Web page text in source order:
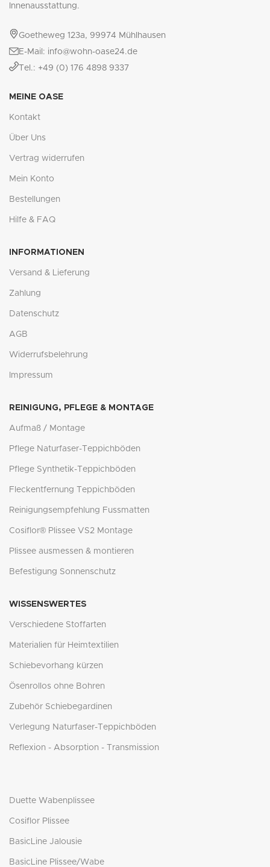
Innenausstattung.
Goetheweg 123a, 99974 Mühlhausen
E-Mail: info@wohn-oase24.de
Tel.: +49 (0) 176 4898 9337
MEINE OASE
Kontakt
Über Uns
Vertrag widerrufen
Mein Konto
Bestellungen
Hilfe & FAQ
INFORMATIONEN
Versand & Lieferung
Zahlung
Datenschutz
AGB
Widerrufsbelehrung
Impressum
REINIGUNG, PFLEGE & MONTAGE
Aufmaß / Montage
Pflege Naturfaser-Teppichböden
Pflege Synthetik-Teppichböden
Fleckentfernung Teppichböden
Reinigungsempfehlung Fussmatten
Cosiflor® Plissee VS2 Montage
Plissee ausmessen & montieren
Befestigung Sonnenschutz
WISSENSWERTES
Verschiedene Stoffarten
Materialien für Heimtextilien
Schiebevorhang kürzen
Ösenrollos ohne Bohren
Zubehör Schiebegardinen
Verlegung Naturfaser-Teppichböden
Reflexion - Absorption - Transmission
Duette Wabenplissee
Cosiflor Plissee
BasicLine Jalousie
BasicLine Plissee/Wabe